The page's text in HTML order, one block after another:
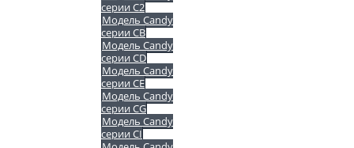
серии C2
Модель Candy
серии CB
Модель Candy
серии CD
Модель Candy
серии CE
Модель Candy
серии CG
Модель Candy
серии CI